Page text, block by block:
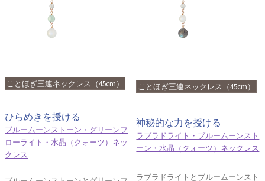
ことほぎ三連ネックレス（45cm）
ひらめきを授ける
ブルームーンストーン・グリーンフ
ローライト・水晶（クォーツ）ネッ
クレス
ことほぎ三連ネックレス（45cm）
神秘的な力を授ける
ラブラドライト・ブルームーンスト
ーン・水晶（クォーツ）ネックレス
ラブラドライトとブルームーンスト